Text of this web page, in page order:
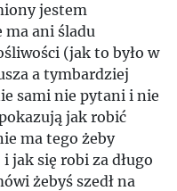
jestem
ma ani śladu
(jak to było w
a tymbardziej
sami nie pytani i nie
jak robić
ma tego żeby
jak się robi za długo
żebyś szedł na